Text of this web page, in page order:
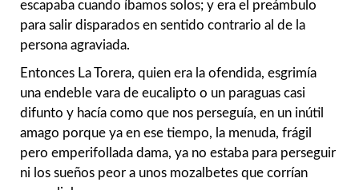
escapaba cuando íbamos solos; y era el preámbulo
para salir disparados en sentido contrario al de la
persona agraviada.
Entonces La Torera, quien era la ofendida, esgrimía
una endeble vara de eucalipto o un paraguas casi
difunto y hacía como que nos perseguía, en un inútil
amago porque ya en ese tiempo, la menuda, frágil
pero emperifollada dama, ya no estaba para perseguir
ni los sueños peor a unos mozalbetes que corrían